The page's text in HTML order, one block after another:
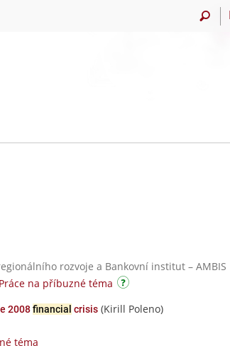
rozvoje a Bankovní institut – AMBIS
Práce na příbuzné téma
2008financial crisis (Kirill Poleno)
téma